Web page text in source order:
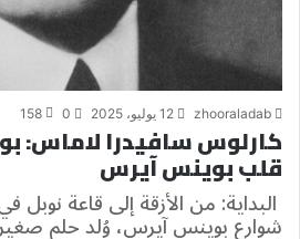
zhooraladab 12 يوليو، 2025 0
158
كارلوس سافيدرا لاماس:
قلب بوينس آيرس
البداية: من الأزقة إلى قاعة
شوارع بوينس آيرس، وُلد حلم